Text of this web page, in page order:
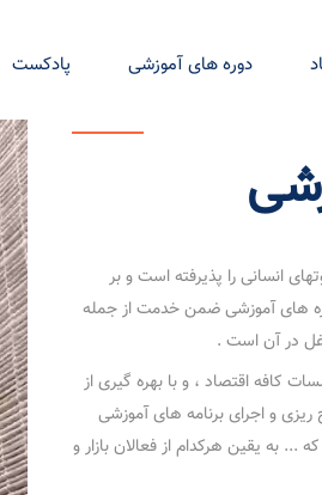
دوره های آموزشی پادکست
انسانی را پذیرفته است و بر
های آموزشی ضمن خدمت از جمله
در آن است .
کافه اقتصاد ، و با بهره گیری از
و اجرای برنامه های آموزشی
به یقین هرکدام از فعالان بازار و